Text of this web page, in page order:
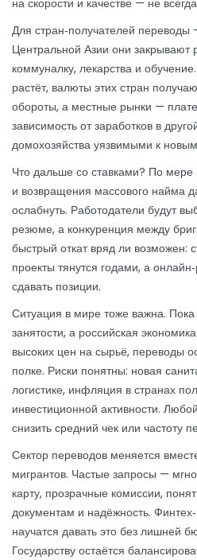
на скорости и качестве — не
Для стран‑получателей переводы
Центральной Азии они закрывают
коммуналку, лекарства и
растёт, валюты этих стран
обороты, а местные рынки —
зависимость от заработков в
домохозяйства уязвимыми к
Что дальше со ставками? По
и возвращения массового найма
ослабнуть. Работодатели будут
резюме, а конкуренция между
быстрый откат вряд ли возможен:
проекты тянутся годами, а
сдавать позиции.
Ситуация в мире тоже важна.
занятости, а российская
высоких цен на сырьё, переводы
полке. Риски понятны: новая
логистике, инфляция в странах
инвестиционной активности.
снизить средний чек или частоту
Сектор переводов меняется
мигрантов. Частые запросы —
карту, прозрачные комиссии,
документам и надёжность.
научатся давать это без лишней
Государству остаётся